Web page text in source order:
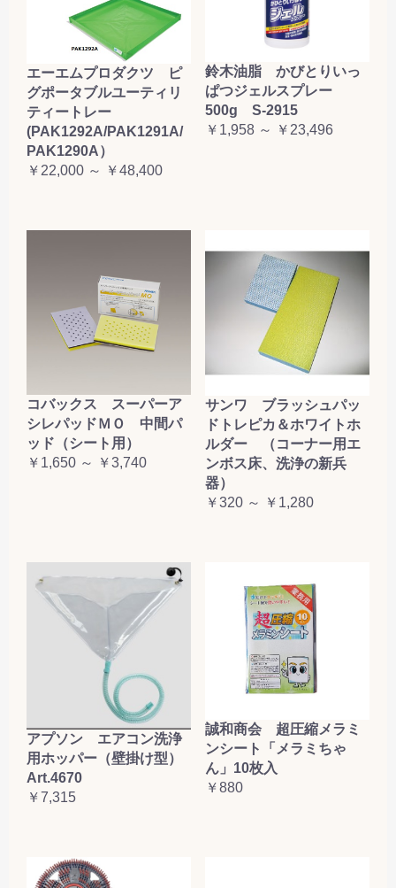
エーエムプロダクツ ピ
グポータブルユーティリ
ティートレー
(PAK1292A/PAK1291A/
PAK1290A）
￥22,000 ～ ￥48,400
鈴木油脂 かびとりいっ
ぱつジェルスプレー
500g S-2915
￥1,958 ～ ￥23,496
コバックス スーパーア
シレパッドＭＯ 中間パ
ッド（シート用）
￥1,650 ～ ￥3,740
サンワ ブラッシュパッ
ドトレピカ＆ホワイトホ
ルダー （コーナー用エ
ンボス床、洗浄の新兵
器）
￥320 ～ ￥1,280
アプソン エアコン洗浄
用ホッパー（壁掛け型）
Art.4670
￥7,315
誠和商会 超圧縮メラミ
ンシート「メラミちゃ
ん」10枚入
￥880